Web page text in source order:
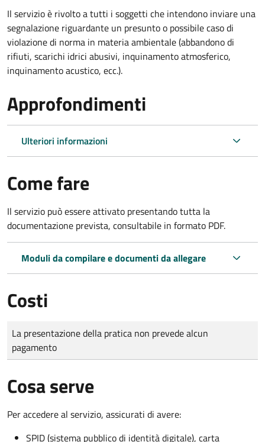
Il servizio è rivolto a tutti i soggetti che intendono inviare una
segnalazione riguardante un presunto o possibile caso di
violazione di norma in materia ambientale (abbandono di
rifiuti, scarichi idrici abusivi, inquinamento atmosferico,
inquinamento acustico, ecc.).
Approfondimenti
Ulteriori informazioni
Come fare
Il servizio può essere attivato presentando tutta la
documentazione prevista, consultabile in formato PDF.
Moduli da compilare e documenti da allegare
Costi
Tipo di pagamento
Importo
La presentazione della pratica non prevede alcun
pagamento
Cosa serve
Per accedere al servizio, assicurati di avere:
SPID (sistema pubblico di identità digitale), carta